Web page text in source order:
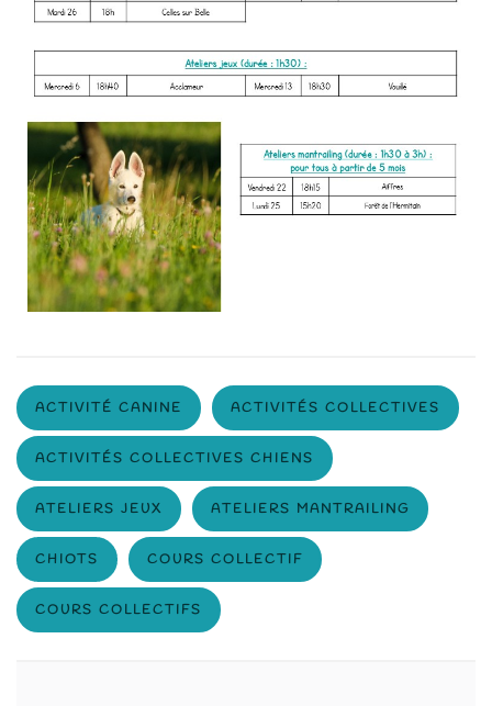
ACTIVITÉ CANINE ACTIVITÉS COLLECTIVES
ACTIVITÉS COLLECTIVES CHIENS
ATELIERS JEUX ATELIERS MANTRAILING
CHIOTS COURS COLLECTIF
COURS COLLECTIFS